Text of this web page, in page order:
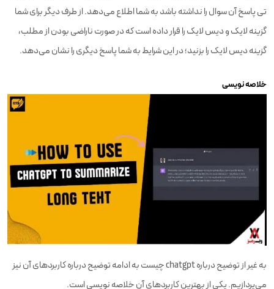
تی پاسخ آن سوال را نداشته باشد به شما اطلاع می‌دهد. از طرف دیگر برای شما
گزینه لایک و دیس لایک را قرار داده است که در صورت ناراضی بودن از مطلب،
گزینه دیس لایک را بزنید؛ در این شرایط به شما پاسخ دیگری را نشان می‌دهد.
خلاصه نویسی
به غیر از توضیح درباره chatgpt چیست به ادامه توضیح درباره کاربردهای آن نیز
می‌پردازیم. یکی از بهترین کاربردهای آن خلاصه نویسی است.